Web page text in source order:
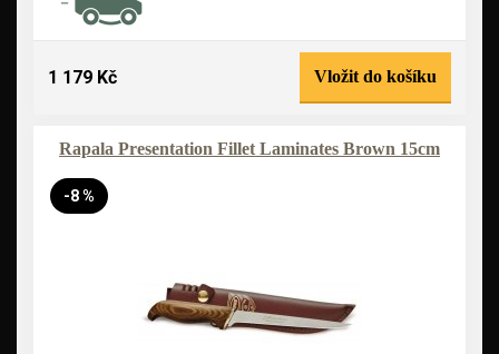
1 179 Kč Vložit do košíku
Rapala Presentation Fillet Laminates Brown 15cm
-8 %